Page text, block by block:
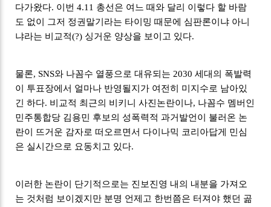
다가왔다. 이번 4.11 총선은 여느 때와 달리 이렇다 할 바람
도 없이 그저 정권말기라는 타이밍 때문에 심판론이냐 아니
냐라는 비교적(?) 싱거운 양상을 보이고 있다.
물론, SNS와 나꼼수 열풍으로 대유되는 2030 세대의 폭발력
이 투표장에서 얼마나 반영될지가 여전히 미지수로 남아있
긴 하다. 비교적 최근의 비키니 사진논란이나, 나꼼수 멤버인
민주통합당 김용민 후보의 성폭력적 과거발언이 불러온 논
란이 뜨거운 감자로 떠오르면서 다이나믹 코리아답게 민심
은 실시간으로 요동치고 있다.
이러한 논란이 단기적으로는 진보진영 내의 내분을 가져오
는 것처럼 보이겠지만 분명 언제고 한번쯤은 터져야 했던 곪